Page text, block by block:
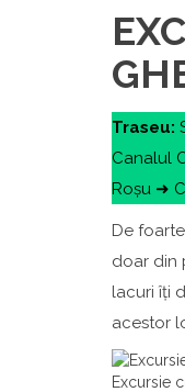
Traseu:
Canalul
Roșu ➜
De
doar din
lacuri îți
acestor
Excursie